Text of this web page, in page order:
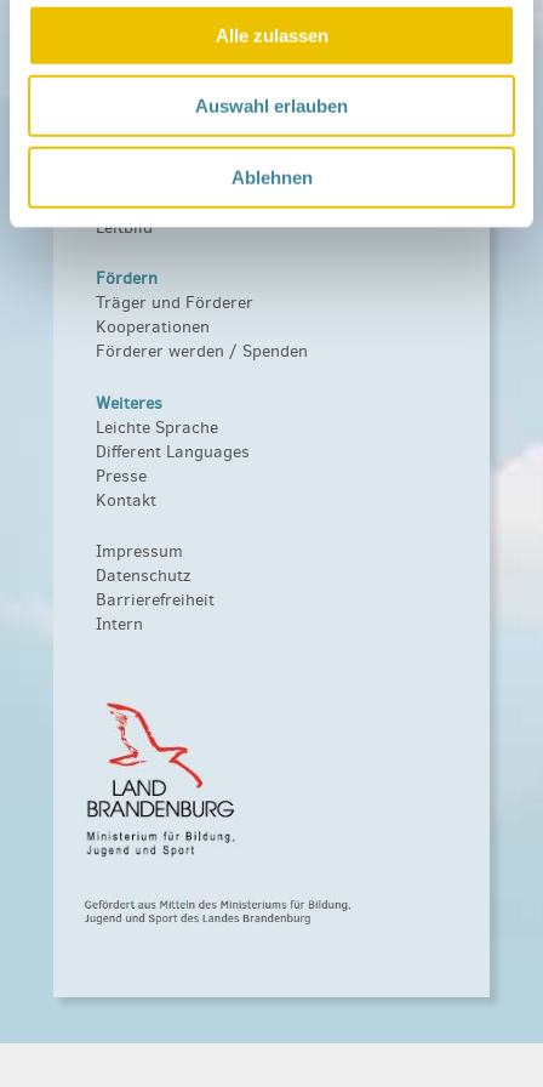
Alle zulassen
Auswahl erlauben
Ablehnen
Aktuelle Termine
Netzwerk
Über das Netzwerk
Das Familienhandbuch
Infopool
Leitbild
Fördern
Träger und Förderer
Kooperationen
Förderer werden / Spenden
Weiteres
Leichte Sprache
Different Languages
Presse
Kontakt
Impressum
Datenschutz
Barrierefreiheit
Intern